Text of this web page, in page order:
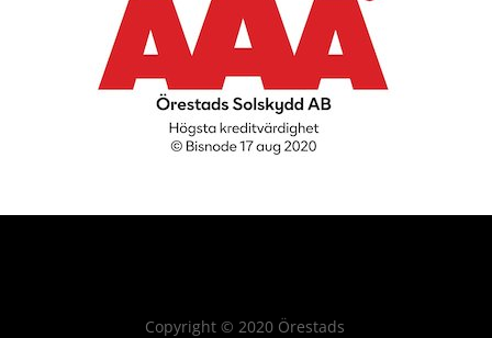
Copyright © 2020 Örestads